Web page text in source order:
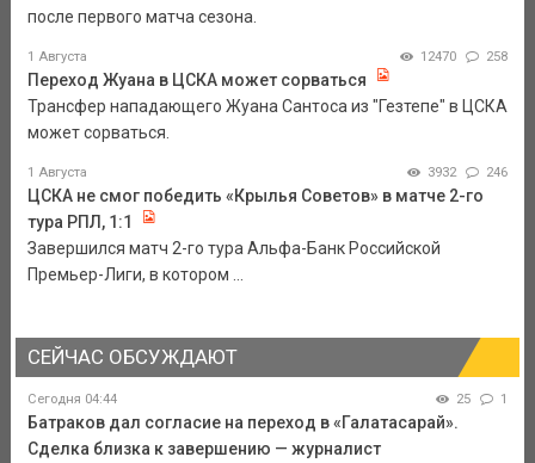
после первого матча сезона.
1 Августа 12470 258
Переход Жуана в ЦСКА может сорваться
Трансфер нападающего Жуана Сантоса из "Гезтепе" в ЦСКА
может сорваться.
1 Августа 3932 246
ЦСКА не смог победить «Крылья Советов» в матче 2-го
тура РПЛ, 1:1
Завершился матч 2-го тура Альфа-Банк Российской
Премьер-Лиги, в котором ...
СЕЙЧАС ОБСУЖДАЮТ
Сегодня 04:44 25 1
Батраков дал согласие на переход в «Галатасарай».
Сделка близка к завершению — журналист